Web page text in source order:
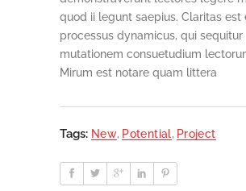
quod ii legunt saepius. Claritas est
processus dynamicus, qui sequitur
mutationem consuetudium
Mirum est notare quam littera
Tags: New, Potential, Project